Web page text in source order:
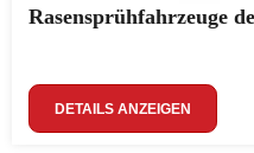
Rasensprühfahrzeuge
DETAILS ANZEIGEN